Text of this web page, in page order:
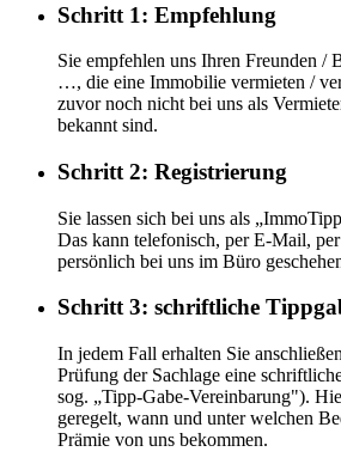
Schritt 1: Empfehlung
Sie empfehlen uns Ihren Freunden /
…, die eine Immobilie vermieten /
zuvor noch nicht bei uns als
bekannt sind.
Schritt 2: Registrierung
Sie lassen sich bei uns als
Das kann telefonisch, per E-Mail,
persönlich bei uns im Büro
Schritt 3: schriftliche
In jedem Fall erhalten Sie
Prüfung der Sachlage eine
sog. „Tipp-Gabe-Vereinbarung").
geregelt, wann und unter welchen
Prämie von uns bekommen.